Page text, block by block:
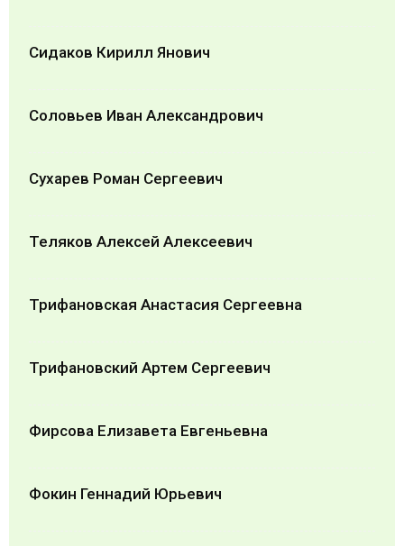
Сидаков Кирилл Янович
Соловьев Иван Александрович
Сухарев Роман Сергеевич
Теляков Алексей Алексеевич
Трифановская Анастасия Сергеевна
Трифановский Артем Сергеевич
Фирсова Елизавета Евгеньевна
Фокин Геннадий Юрьевич